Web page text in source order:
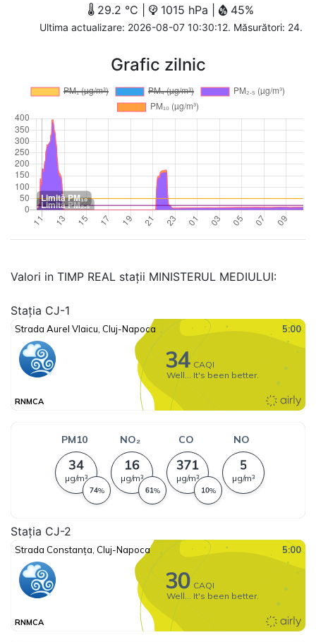
29.2 °C | 1015 hPa | 45%
Ultima actualizare: 2026-08-07 10:30:12. Măsurători: 24.
Grafic zilnic
Valori in TIMP REAL stații MINISTERUL MEDIULUI:
Stația CJ-1
Stația CJ-2